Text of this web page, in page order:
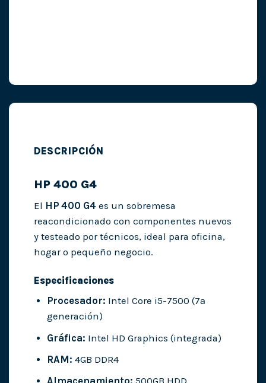
DESCRIPCIÓN
HP 400 G4
El HP 400 G4 es un sobremesa
reacondicionado con componentes nuevos
y testeado por técnicos, ideal para oficina,
hogar o pequeño negocio.
Especificaciones
Procesador: Intel Core i5-7500 (7ª
generación)
Gráfica: Intel HD Graphics (integrada)
RAM: 4GB DDR4
Almacenamiento: 500GB HDD